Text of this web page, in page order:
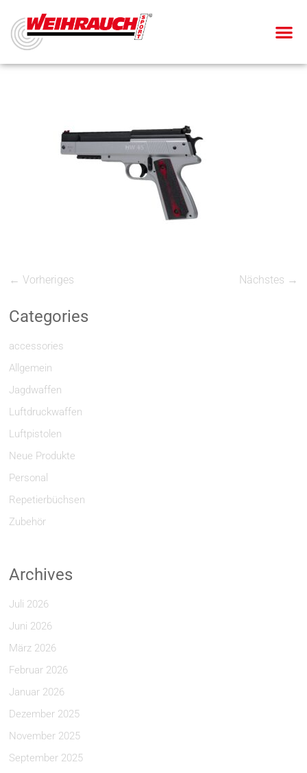
← Vorheriges Nächstes →
Categories
accessories
Allgemein
Jagdwaffen
Luftdruckwaffen
Luftpistolen
Neue Produkte
Personal
Repetierbüchsen
Zubehör
Archives
Juli 2026
Juni 2026
März 2026
Februar 2026
Januar 2026
Dezember 2025
November 2025
September 2025